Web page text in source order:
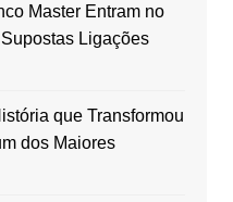
Master Entram no
Ligações
que Transformou
dos Maiores